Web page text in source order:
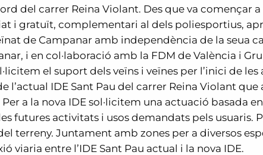
del carrer Reina Violant. Des que va començar
i gratuït, complementari al dels poliesportius,
de Campanar amb independència de la seua
i en col·laboració amb la FDM de València i
el suport dels veïns i veïnes per l’inici de les
l’actual IDE Sant Pau del carrer Reina Violant que
a la nova IDE sol·licitem una actuació basada
futures activitats i usos demandats pels usuaris.
terreny. Juntament amb zones per a diversos
viaria entre l’IDE Sant Pau actual i la nova IDE.